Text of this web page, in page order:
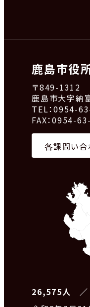
鹿島市役
〒849-1312
鹿島市大字納
TEL：0954-
FAX：0954-
各課問い
26,575人 ／